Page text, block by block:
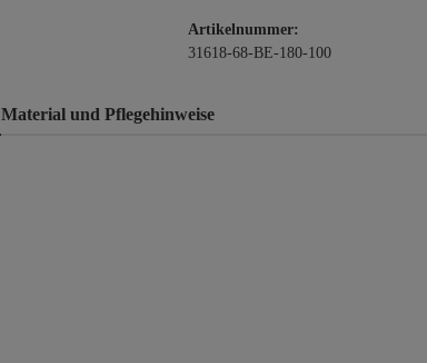
Artikelnummer:
31618-68-BE-180-100
Material und Pflegehinweise